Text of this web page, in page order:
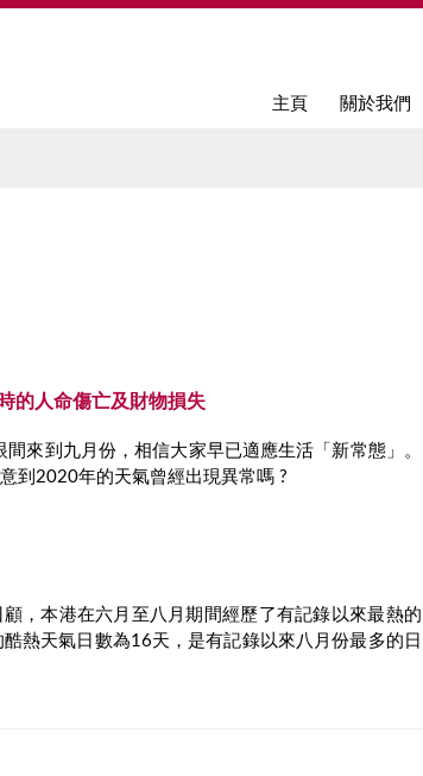
Jump to navigation
主頁 關於我們
的人命傷亡及財物損失
來到九月份，相信大家早已適應生活「新常態」。
到2020年的天氣曾經出現異常嗎 ?
，本港在六月至八月期間經歷了有記錄以來最熱的
熱天氣日數為16天，是有記錄以來八月份最多的日